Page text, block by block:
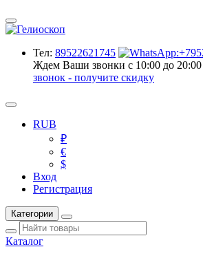
Тел: 89522621745
Ждем Ваши звонки с 10:00 до 20:00
звонок - получите скидку
RUB
₽
€
$
Вход
Регистрация
Категории
Каталог